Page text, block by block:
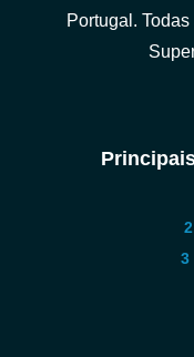
Portugal.